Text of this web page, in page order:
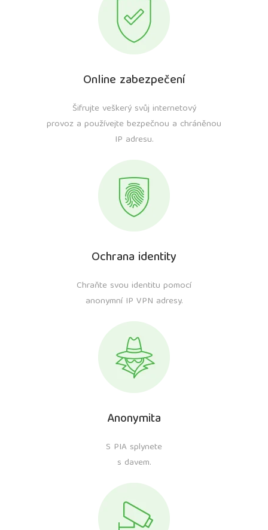
Online zabezpečení
Šifrujte veškerý svůj internetový
provoz a používejte bezpečnou a chráněnou
IP adresu.
Ochrana identity
Chraňte svou identitu pomocí
anonymní IP VPN adresy.
Anonymita
S PIA splynete
s davem.